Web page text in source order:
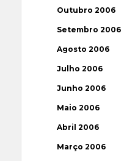
Outubro 2006
Setembro 2006
Agosto 2006
Julho 2006
Junho 2006
Maio 2006
Abril 2006
Março 2006